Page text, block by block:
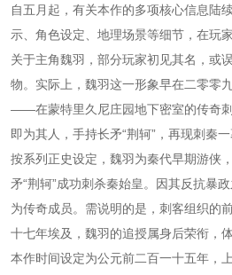
自五月起，有关本作的多项核心信息陆
示、角色设定、地理场景等细节，在玩
关于主角魏羽，部分玩家初见其名，或
物。实际上，魏羽这一形象早在二零零
——在蒙特里久尼庄园地下密室的传奇
即为其人，手持长矛“荆轲”，再现刺秦一
按系列正史设定，魏羽为秦代早期游侠
矛“荆轲”成功刺杀秦始皇。因其反抗暴
为传奇成员。需说明的是，刺客组织的
十七年埃及，魏羽的追授属身后荣衔，
本作时间设定为公元前二百一十五年，